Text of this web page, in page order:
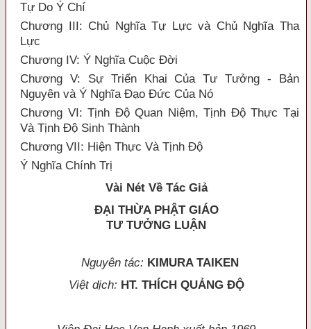
Tự Do Ý Chí
Chương III: Chủ Nghĩa Tự Lực và Chủ Nghĩa Tha
Lực
Chương IV: Ý Nghĩa Cuộc Đời
Chương V: Sự Triển Khai Của Tư Tưởng - Bản
Nguyên và Ý Nghĩa Đạo Đức Của Nó
Chương VI: Tịnh Độ Quan Niệm, Tịnh Độ Thực Tại
Và Tịnh Độ Sinh Thành
Chương VII: Hiện Thực Và Tịnh Độ
Ý Nghĩa Chính Trị
Vài Nét Về Tác Giả
ĐẠI THỪAPHẬT GIÁO
TƯ TƯỞNG LUẬN
Nguyên tác: KIMURA TAIKEN
Việt dịch: HT. THÍCH QUẢNG ĐỘ